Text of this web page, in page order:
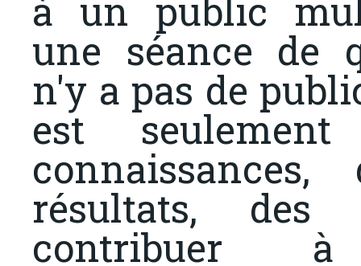
à un public
une séance de
n'y a pas de
est
résultats, des
contribuer